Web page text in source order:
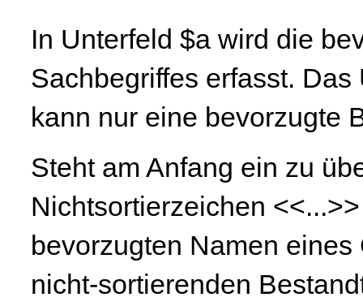
In Unterfeld $a wird die
Sachbegriffes erfasst.
kann nur eine bevorzugte
Steht am Anfang ein zu
Nichtsortierzeichen
bevorzugten Namen
nicht-sortierenden